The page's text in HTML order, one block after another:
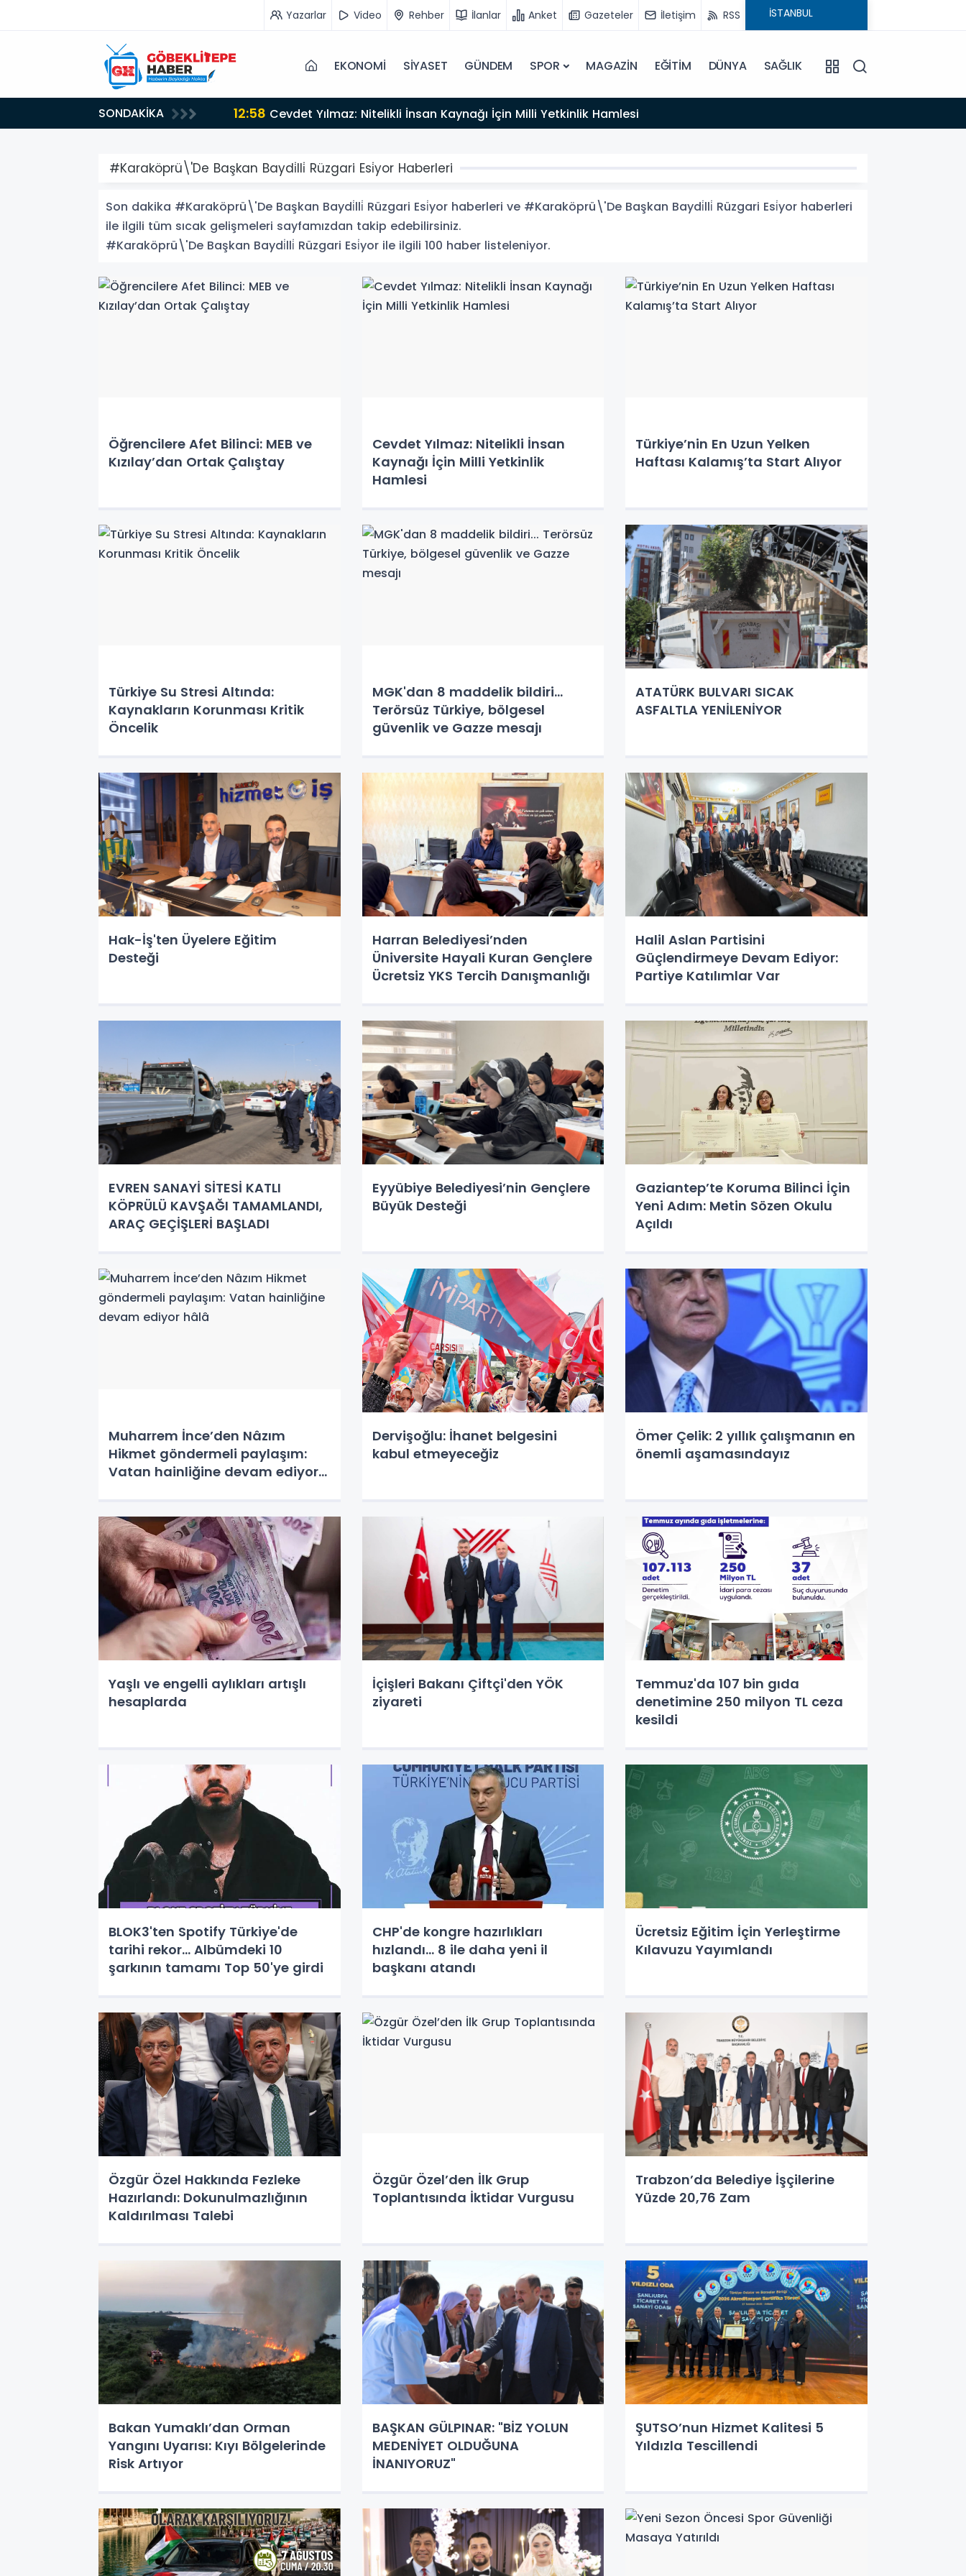
Yazarlar Video Rehber İlanlar Anket Gazeteler İletişim RSS
EKONOMİ SİYASET GÜNDEM SPOR MAGAZİN EĞİTİM DÜNYA SAĞLIK
SONDAKİKA 12:58 Cevdet Yılmaz: Nitelikli İnsan Kaynağı İçin Milli Yetkinlik Hamlesi
#Karaköprü\'De Başkan Baydi̇lli̇ Rüzgari Esi̇yor Haberleri
Son dakika #Karaköprü\'De Başkan Baydi̇lli̇ Rüzgari Esi̇yor haberleri ve #Karaköprü\'De Başkan Baydi̇lli̇ Rüzgari Esi̇yor haberleri
ile ilgili tüm sıcak gelişmeleri sayfamızdan takip edebilirsiniz.
#Karaköprü\'De Başkan Baydi̇lli̇ Rüzgari Esi̇yor ile ilgili 100 haber listeleniyor.
Öğrencilere Afet Bilinci: MEB ve
Kızılay’dan Ortak Çalıştay
Cevdet Yılmaz: Nitelikli İnsan
Kaynağı İçin Milli Yetkinlik
Hamlesi
Türkiye’nin En Uzun Yelken
Haftası Kalamış’ta Start Alıyor
Türkiye Su Stresi Altında:
Kaynakların Korunması Kritik
Öncelik
MGK'dan 8 maddelik bildiri...
Terörsüz Türkiye, bölgesel
güvenlik ve Gazze mesajı
ATATÜRK BULVARI SICAK
ASFALTLA YENİLENİYOR
Hak-İş'ten Üyelere Eğitim
Desteği
Harran Belediyesi’nden
Üniversite Hayali Kuran Gençlere
Ücretsiz YKS Tercih Danışmanlığı
Halil Aslan Partisini
Güçlendirmeye Devam Ediyor:
Partiye Katılımlar Var
EVREN SANAYİ SİTESİ KATLI
KÖPRÜLÜ KAVŞAĞI TAMAMLANDI,
ARAÇ GEÇİŞLERİ BAŞLADI
Eyyübiye Belediyesi’nin Gençlere
Büyük Desteği
Gaziantep’te Koruma Bilinci İçin
Yeni Adım: Metin Sözen Okulu
Açıldı
Muharrem İnce’den Nâzım
Hikmet göndermeli paylaşım:
Vatan hainliğine devam ediyor
Dervişoğlu: İhanet belgesini
kabul etmeyeceğiz
Ömer Çelik: 2 yıllık çalışmanın en
önemli aşamasındayız
Yaşlı ve engelli aylıkları artışlı
hesaplarda
İçişleri Bakanı Çiftçi'den YÖK
ziyareti
Temmuz'da 107 bin gıda
denetimine 250 milyon TL ceza
kesildi
BLOK3'ten Spotify Türkiye'de
tarihi rekor... Albümdeki 10
şarkının tamamı Top 50'ye girdi
CHP'de kongre hazırlıkları
hızlandı... 8 ile daha yeni il
başkanı atandı
Ücretsiz Eğitim İçin Yerleştirme
Kılavuzu Yayımlandı
Özgür Özel Hakkında Fezleke
Hazırlandı: Dokunulmazlığının
Kaldırılması Talebi
Özgür Özel’den İlk Grup
Toplantısında İktidar Vurgusu
Trabzon’da Belediye İşçilerine
Yüzde 20,76 Zam
Bakan Yumaklı’dan Orman
Yangını Uyarısı: Kıyı Bölgelerinde
Risk Artıyor
BAŞKAN GÜLPINAR: "BİZ YOLUN
MEDENİYET OLDUĞUNA
İNANIYORUZ"
ŞUTSO’nun Hizmet Kalitesi 5
Yıldızla Tescillendi